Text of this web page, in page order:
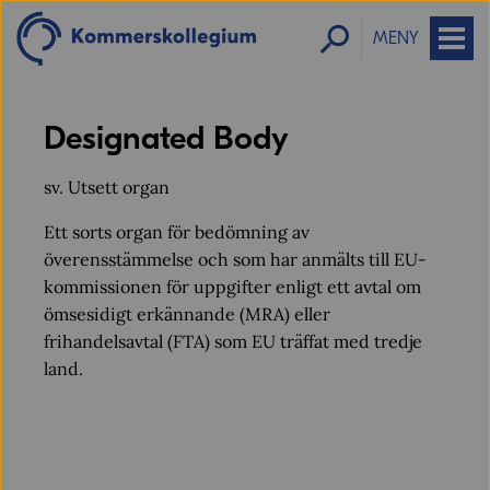
MENY
Designated Body
sv. Utsett organ
Ett sorts organ för bedömning av
överensstämmelse och som har anmälts till EU-
kommissionen för uppgifter enligt ett avtal om
ömsesidigt erkännande (MRA) eller
frihandelsavtal (FTA) som EU träffat med tredje
land.